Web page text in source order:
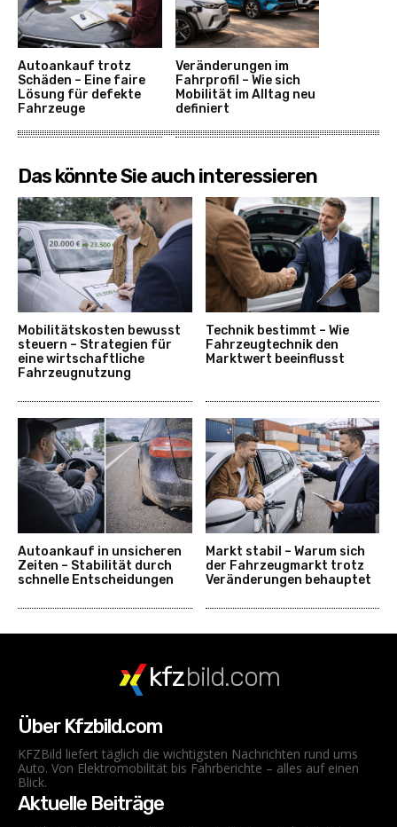
Autoankauf trotz
Schäden – Eine faire
Lösung für defekte
Fahrzeuge
Veränderungen im
Fahrprofil – Wie sich
Mobilität im Alltag neu
definiert
Das könnte Sie auch interessieren
Mobilitätskosten bewusst
steuern – Strategien für
eine wirtschaftliche
Fahrzeugnutzung
Technik bestimmt – Wie
Fahrzeugtechnik den
Marktwert beeinflusst
Autoankauf in unsicheren
Zeiten – Stabilität durch
schnelle Entscheidungen
Markt stabil – Warum sich
der Fahrzeugmarkt trotz
Veränderungen behauptet
kfzbild.com
Über Kfzbild.com
KFZBild liefert täglich die wichtigsten Nachrichten rund ums
Auto. Von Elektromobilität bis Fahrberichte – alles auf einen
Blick.
Aktuelle Beiträge